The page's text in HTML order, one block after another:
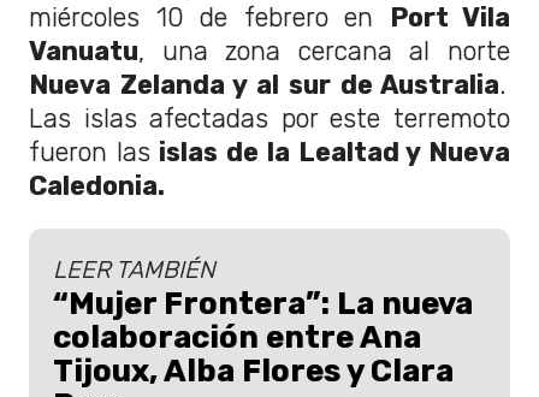
miércoles 10 de febrero en Port Vila
Vanuatu, una zona cercana al norte
Nueva Zelanda y al sur de Australia.
Las islas afectadas por este terremoto
fueron las islas de la Lealtad y Nueva
Caledonia.
LEER TAMBIÉN
“Mujer Frontera”: La nueva
colaboración entre Ana
Tijoux, Alba Flores y Clara